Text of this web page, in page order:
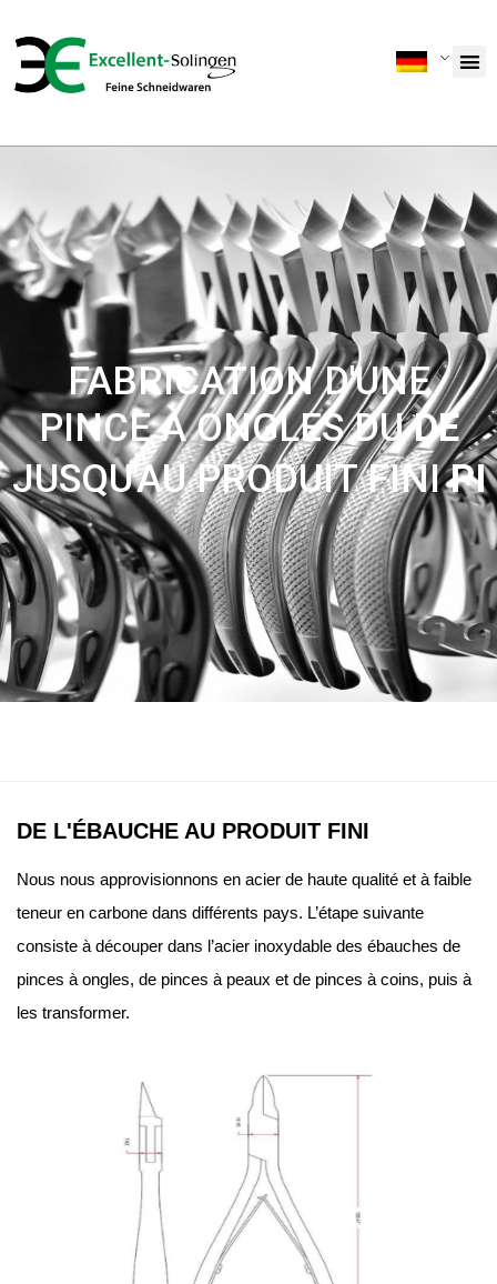
FABRICATION D'UNE
PINCE À ONGLES DU
DESIGN
JUSQU'AU PRODUIT FINI
PINCE À
DE L'ÉBAUCHE AU PRODUIT FINI
Nous nous approvisionnons en acier de haute qualité et à faible
teneur en carbone dans différents pays. L’étape suivante
consiste à découper dans l’acier inoxydable des ébauches de
pinces à ongles, de pinces à peaux et de pinces à coins, puis à
les transformer.